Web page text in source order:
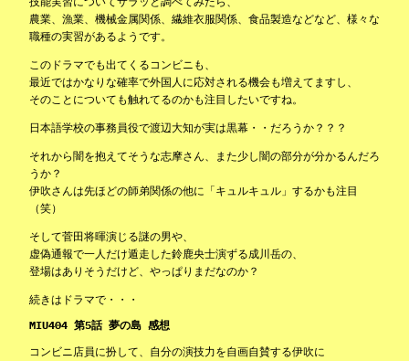
農業、漁業、機械金属関係、繊維衣服関係、食品製造などなど、様々な
職種の実習があるようです。
このドラマでも出てくるコンビニも、
最近ではかなりな確率で外国人に応対される機会も増えてますし、
そのことについても触れてるのかも注目したいですね。
日本語学校の事務員役で渡辺大知が実は黒幕・・だろうか？？？
それから闇を抱えてそうな志摩さん、また少し闇の部分が分かるんだろ
うか？
伊吹さんは先ほどの師弟関係の他に「キュルキュル」するかも注目
（笑）
そして菅田将暉演じる謎の男や、
虚偽通報で一人だけ遁走した鈴鹿央士演ずる成川岳の、
登場はありそうだけど、やっぱりまだなのか？
続きはドラマで・・・
MIU404 第5話 夢の島 感想
コンビニ店員に扮して、自分の演技力を自画自賛する伊吹に